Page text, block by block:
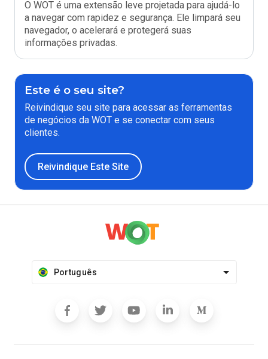
O WOT é uma extensão leve projetada para ajudá-lo
a navegar com rapidez e segurança. Ele limpará seu
navegador, o acelerará e protegerá suas
informações privadas.
Este é o seu site?
Reivindique seu site para acessar as ferramentas
de negócios da WOT e se conectar com seus
clientes.
Reivindique Este Site
Português